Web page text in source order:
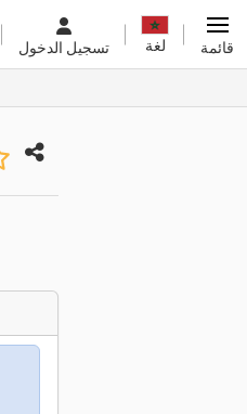
تسجيل الدخول لغة قائمة